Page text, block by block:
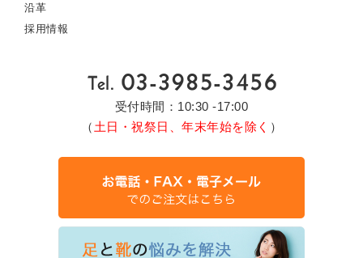
沿革
採用情報
受付時間：10:30 -17:00
（ 土日・祝祭日、年末年始を除く ）